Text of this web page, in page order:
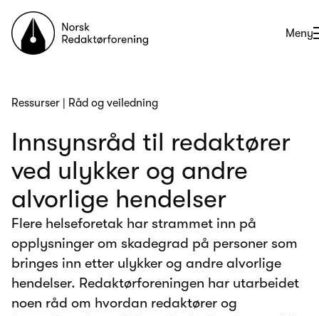
Til forsiden
Åpne
Meny
Ressurser | Råd og veiledning
Innsynsråd til redaktører
ved ulykker og andre
alvorlige hendelser
Flere helseforetak har strammet inn på
opplysninger om skadegrad på personer som
bringes inn etter ulykker og andre alvorlige
hendelser. Redaktørforeningen har utarbeidet
noen råd om hvordan redaktører og